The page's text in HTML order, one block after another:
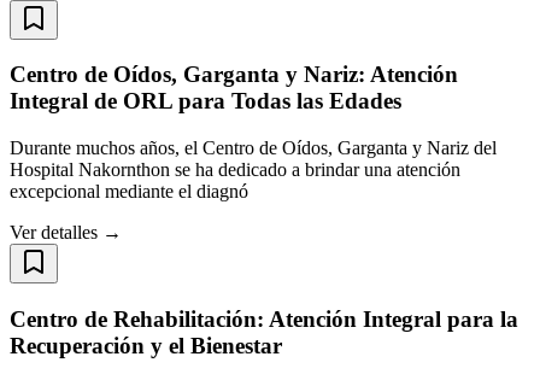
Centro de Oídos, Garganta y Nariz: Atención
Integral de ORL para Todas las Edades
Durante muchos años, el Centro de Oídos, Garganta y Nariz del
Hospital Nakornthon se ha dedicado a brindar una atención
excepcional mediante el diagnó
Ver detalles →
Centro de Rehabilitación: Atención Integral para la
Recuperación y el Bienestar